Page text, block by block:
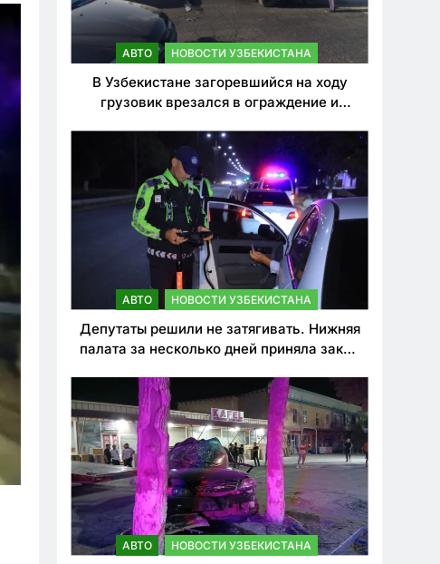
АВТО НОВОСТИ УЗБЕКИСТАНА
В Узбекистане загоревшийся на ходу
грузовик врезался в ограждение и
АВТО НОВОСТИ УЗБЕКИСТАНА
Депутаты решили не затягивать. Нижняя
палата за несколько дней приняла закон
нарушителей ПДД
АВТО НОВОСТИ УЗБЕКИСТАНА